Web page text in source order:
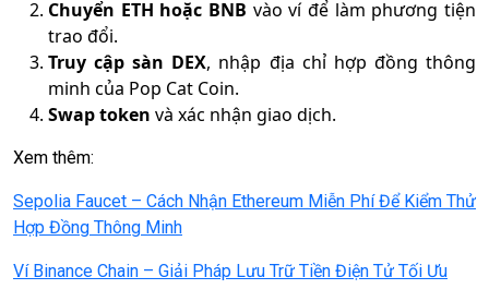
Chuyển ETH hoặc BNB vào ví để làm phương tiện
trao đổi.
Truy cập sàn DEX, nhập địa chỉ hợp đồng thông
minh của Pop Cat Coin.
Swap token và xác nhận giao dịch.
Xem thêm:
Sepolia Faucet – Cách Nhận Ethereum Miễn Phí Để Kiểm Thử
Hợp Đồng Thông Minh
Ví Binance Chain – Giải Pháp Lưu Trữ Tiền Điện Tử Tối Ưu